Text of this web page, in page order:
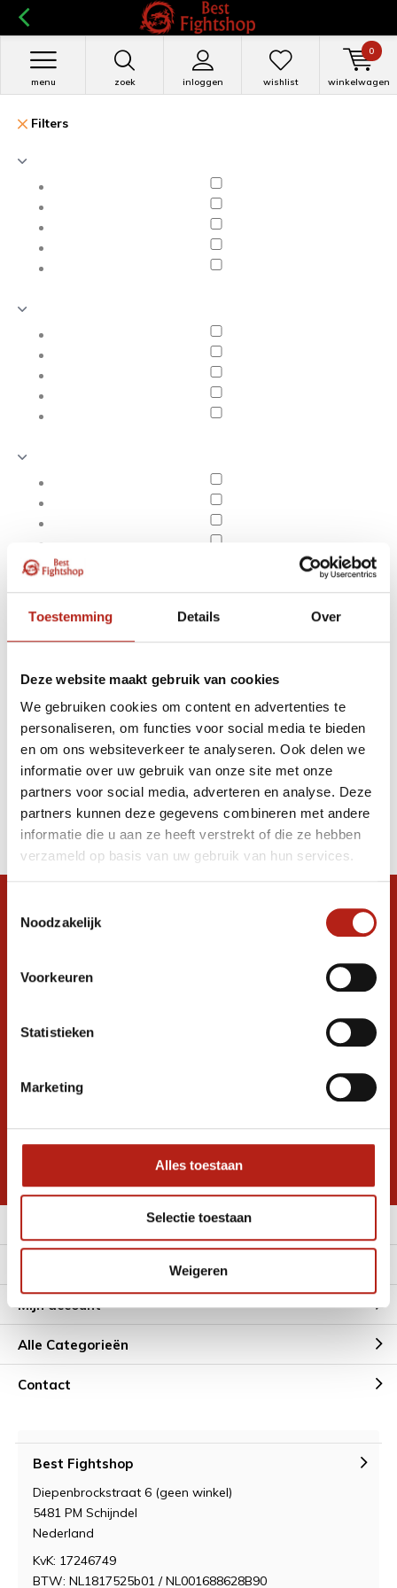
Toestemming Details Over
Deze website maakt gebruik van cookies
We gebruiken cookies om content en advertenties te
personaliseren, om functies voor social media te bieden
en om ons websiteverkeer te analyseren. Ook delen we
informatie over uw gebruik van onze site met onze
partners voor social media, adverteren en analyse. Deze
partners kunnen deze gegevens combineren met andere
informatie die u aan ze heeft verstrekt of die ze hebben
verzameld op basis van uw gebruik van hun services.
Noodzakelijk
Voorkeuren
Statistieken
Marketing
Alles toestaan
Selectie toestaan
Weigeren
zoek inloggen
menu wishlist winkelwagen
0
Filters
Apply filters Joya
Producten
Filter
Ontvang de nieuwste aanbiedingen en
promoties
Inschrijven voor
korting
* Lees hier de wettelijke beperkingen
Mijn account
Alle Categorieën
Contact
Best Fightshop
Diepenbrockstraat 6 (geen winkel)
5481 PM Schijndel
Nederland
KvK: 17246749
BTW: NL1817525b01 / NL001688628B90